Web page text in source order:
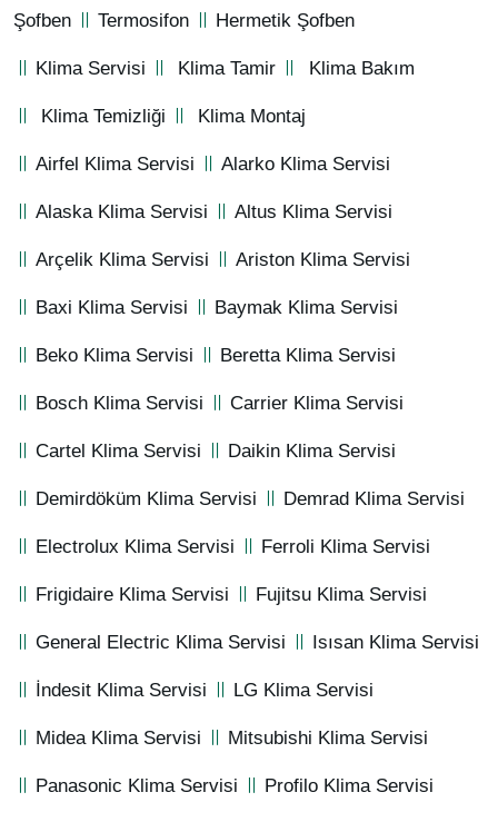
Şofben Termosifon Hermetik Şofben
Klima Servisi Klima Tamir Klima Bakım
Klima Temizliği Klima Montaj
Airfel Klima Servisi Alarko Klima Servisi
Alaska Klima Servisi Altus Klima Servisi
Arçelik Klima Servisi Ariston Klima Servisi
Baxi Klima Servisi Baymak Klima Servisi
Beko Klima Servisi Beretta Klima Servisi
Bosch Klima Servisi Carrier Klima Servisi
Cartel Klima Servisi Daikin Klima Servisi
Demirdöküm Klima Servisi Demrad Klima Servisi
Electrolux Klima Servisi Ferroli Klima Servisi
Frigidaire Klima Servisi Fujitsu Klima Servisi
General Electric Klima Servisi Isısan Klima Servisi
İndesit Klima Servisi LG Klima Servisi
Midea Klima Servisi Mitsubishi Klima Servisi
Panasonic Klima Servisi Profilo Klima Servisi